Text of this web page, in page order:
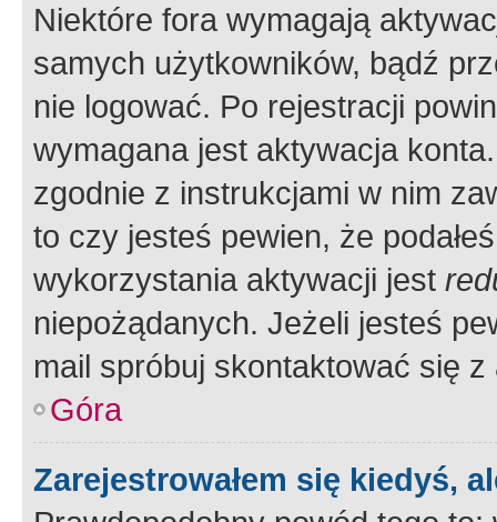
Niektóre fora wymagają
samych użytkowników, bądź
nie logować. Po rejestracji
wymagana jest aktywacja
zgodnie z instrukcjami w nim
to czy jesteś pewien, że
wykorzystania aktywacji jest
niepożądanych. Jeżeli jesteś
mail spróbuj skontaktować się
Góra
Zarejestrowałem się kiedyś,